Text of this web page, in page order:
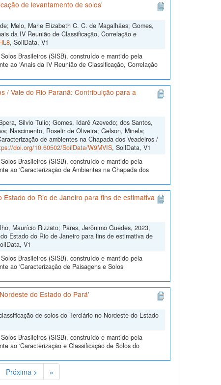
de levantamento de solos'
Melo, Marie Elizabeth C. C. de Magalhães; Gomes,
da IV Reunião de Classificação, Correlação e
, SoilData, V1
Brasileiros (SISB), construído e mantido pela
ao 'Anais da IV Reunião de Classificação, Correlação
/ Vale do Rio Paranã: Contribuição para a
Silvio Tulio; Gomes, Idarê Azevedo; dos Santos,
Nascimento, Roselir de Oliveira; Gelson, Minela;
de ambientes na Chapada dos Veadeiros /
doi.org/10.60502/SoilData/W9MVIS, SoilData, V1
Brasileiros (SISB), construído e mantido pela
ao 'Caracterização de Ambientes na Chapada dos
do Rio de Janeiro para fins de estimativa
Maurício Rizzato; Pares, Jerônimo Guedes, 2023,
Estado do Rio de Janeiro para fins de estimativa de
V1
Brasileiros (SISB), construído e mantido pela
ao 'Caracterização de Paisagens e Solos
do Estado do Pará'
de solos do Terciário no Nordeste do Estado
Brasileiros (SISB), construído e mantido pela
ao 'Caracterização e Classificação de Solos do
Próxima > »